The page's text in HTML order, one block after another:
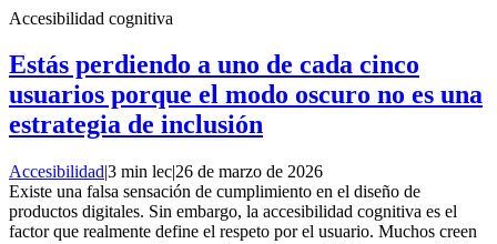
Accesibilidad cognitiva
Estás perdiendo a uno de cada cinco
usuarios porque el modo oscuro no es una
estrategia de inclusión
Accesibilidad|3 min lec|26 de marzo de 2026
Existe una falsa sensación de cumplimiento en el diseño de
productos digitales. Sin embargo, la accesibilidad cognitiva es el
factor que realmente define el respeto por el usuario. Muchos creen